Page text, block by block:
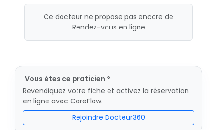
Ce docteur ne propose pas encore de
Rendez-vous en ligne
Vous êtes ce praticien ?
Revendiquez votre fiche et activez la réservation
en ligne avec CareFlow.
Rejoindre Docteur360